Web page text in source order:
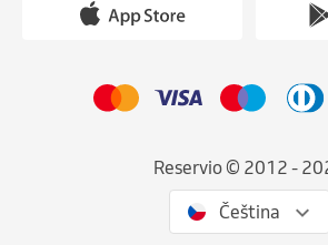
Reservio © 2012 -
Čeština